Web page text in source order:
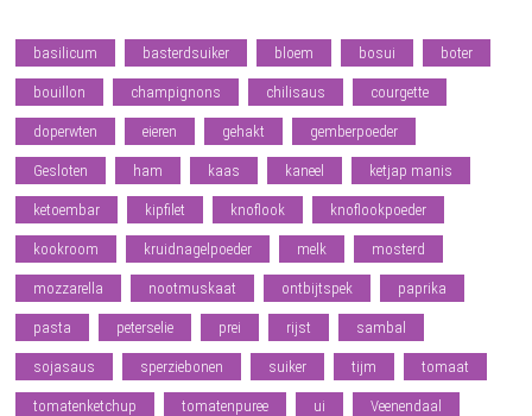
basilicum basterdsuiker bloem bosui boter
bouillon champignons chilisaus courgette
doperwten eieren gehakt gemberpoeder
Gesloten ham kaas kaneel ketjap manis
ketoembar kipfilet knoflook knoflookpoeder
kookroom kruidnagelpoeder melk mosterd
mozzarella nootmuskaat ontbijtspek paprika
pasta peterselie prei rijst sambal
sojasaus sperziebonen suiker tijm tomaat
tomatenketchup tomatenpuree ui Veenendaal